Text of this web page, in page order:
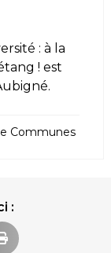
: à la
! est
.
Communes
: